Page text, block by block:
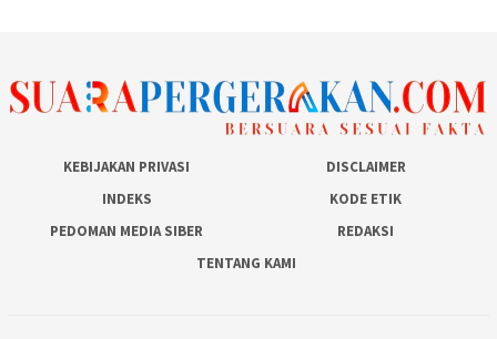
KEBIJAKAN PRIVASI
DISCLAIMER
INDEKS
KODE ETIK
PEDOMAN MEDIA SIBER
REDAKSI
TENTANG KAMI